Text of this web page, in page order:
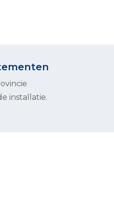
installatie.